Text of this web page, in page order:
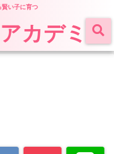
い子に育つ
カデミ